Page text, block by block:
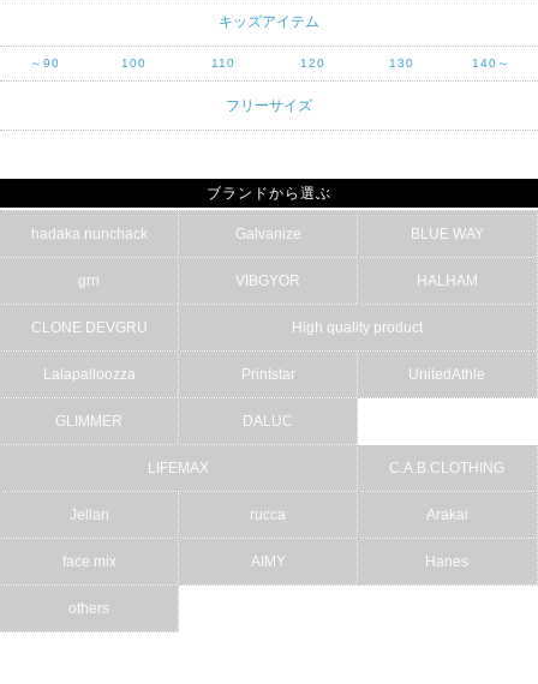
キッズアイテム
～90 100 110 120 130 140～
フリーサイズ
ブランドから選ぶ
hadaka nunchack Galvanize BLUE WAY
grn VIBGYOR HALHAM
CLONE DEVGRU High quality product
Lalapalloozza Printstar UnitedAthle
GLIMMER DALUC
LIFEMAX C.A.B.CLOTHING
Jellan rucca Arakai
face mix AIMY Hanes
others